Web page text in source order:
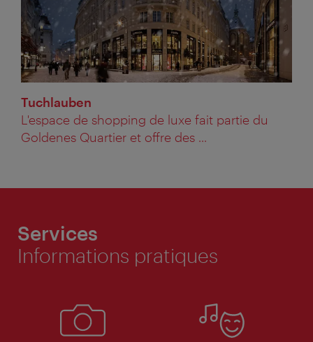
Tuchlauben
L'espace de shopping de luxe fait partie du
Goldenes Quartier et offre des ...
Services
Informations pratiques